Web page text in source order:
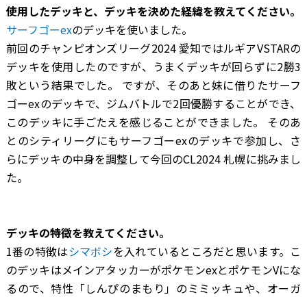
―――使用したデッキと、デッキを決めた経緯を教えてください。
サーフゴーexのデッキを使いました。
前回のチャンピオンズリーグ2024 愛知ではルギアVSTARの
デッキを使用したのですが、うまくデッキが回らずに2勝3
敗という結果でした。 ですが、そのあと妹に借りたサーフ
ゴーexのデッキで、ジムバトルで2回優勝することができ、
このデッキに手ごたえを感じることができました。 そのあ
とのシティリーグにもサーフゴーexのデッキで参加し、さ
らにデッキの中身を調整して今回のCL2024 札幌に挑みまし
た。
―――デッキの特徴を教えてください。
1番の特徴はシマボシを入れているところだと思います。こ
のデッキはメインアタッカーがポケモンexとポケモンVにな
るので、特性「しんぴのまもり」のミミッキュや、オーガ